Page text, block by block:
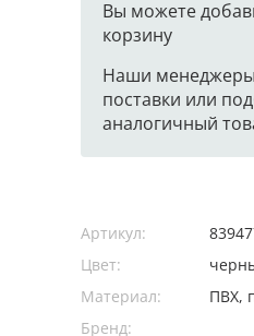
Вы можете
корзину
Наши менеджеры
поставки или
аналогичный
Артикул:
Цвет:
Материал:
ПВХ,
Бренд: